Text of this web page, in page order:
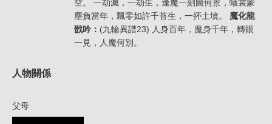
空。 一劫滅，一劫生，逢魔一刻圖何景，蟻裳蒙
塵負當年，飄零如許千苔生，一抔土墳。 魔化龍
戩吟： (九輪異譜23) 人身百年，魔身千年，轉眼
一見，人魔何別。
人物關係
父母